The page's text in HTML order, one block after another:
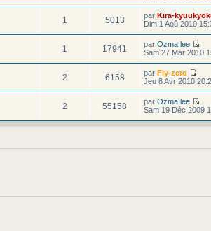
1 5013 par Kira-
Dim 1 Aoû 2010
1 17941 par Ozma lee
Sam 27 Mar 2010
2 6158 par Fly-zero
Jeu 8 Avr 2010
2 55158 par Ozma lee
Sam 19 Déc 2009